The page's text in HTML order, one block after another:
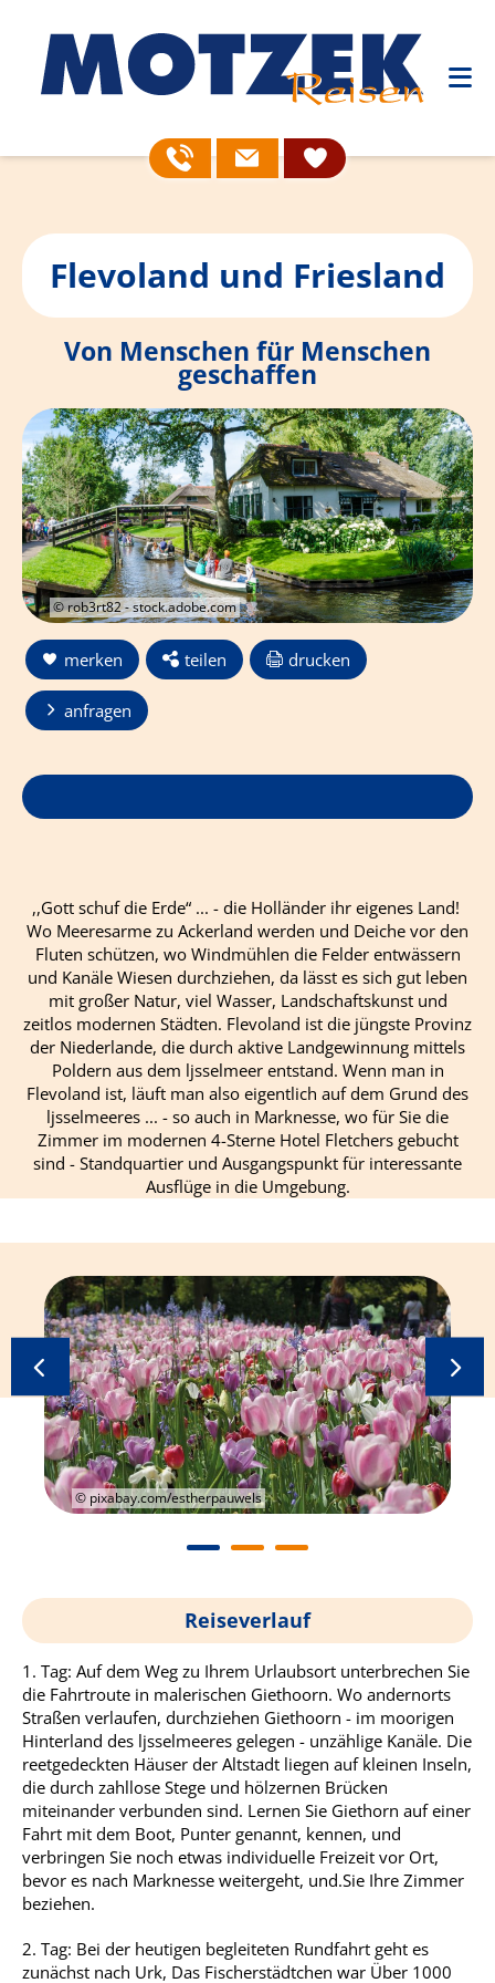
Flevoland und Friesland
Von Menschen für Menschen
geschaffen
© rob3rt82 - stock.adobe.com
merken teilen drucken
anfragen
,,Gott schuf die Erde“ ... - die Holländer ihr eigenes Land!
Wo Meeresarme zu Ackerland werden und Deiche vor den
Fluten schützen, wo Windmühlen die Felder entwässern
und Kanäle Wiesen durchziehen, da lässt es sich gut leben
mit großer Natur, viel Wasser, Landschaftskunst und
zeitlos modernen Städten. Flevoland ist die jüngste Provinz
der Niederlande, die durch aktive Landgewinnung mittels
Poldern aus dem ljsselmeer entstand. Wenn man in
Flevoland ist, läuft man also eigentlich auf dem Grund des
ljsselmeeres ... - so auch in Marknesse, wo für Sie die
Zimmer im modernen 4-Sterne Hotel Fletchers gebucht
sind - Standquartier und Ausgangspunkt für interessante
Ausflüge in die Umgebung.
© pixabay.com/estherpauwels
Reiseverlauf
1. Tag: Auf dem Weg zu Ihrem Urlaubsort unterbrechen Sie
die Fahrtroute in malerischen Giethoorn. Wo andernorts
Straßen verlaufen, durchziehen Giethoorn - im moorigen
Hinterland des ljsselmeeres gelegen - unzählige Kanäle. Die
reetgedeckten Häuser der Altstadt liegen auf kleinen Inseln,
die durch zahllose Stege und hölzernen Brücken
miteinander verbunden sind. Lernen Sie Giethorn auf einer
Fahrt mit dem Boot, Punter genannt, kennen, und
verbringen Sie noch etwas individuelle Freizeit vor Ort,
bevor es nach Marknesse weitergeht, und.Sie Ihre Zimmer
beziehen.
2. Tag: Bei der heutigen begleiteten Rundfahrt geht es
zunächst nach Urk, Das Fischerstädtchen war Über 1000